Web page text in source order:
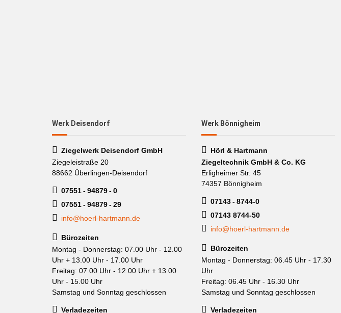
Werk Deisendorf
Ziegelwerk Deisendorf GmbH
Ziegeleistraße 20
88662 Überlingen-Deisendorf
07551 - 94879 - 0
07551 - 94879 - 29
info@hoerl-hartmann.de
Bürozeiten
Montag - Donnerstag: 07.00 Uhr - 12.00
Uhr + 13.00 Uhr - 17.00 Uhr
Freitag: 07.00 Uhr - 12.00 Uhr + 13.00
Uhr - 15.00 Uhr
Samstag und Sonntag geschlossen
Verladezeiten
Werk Bönnigheim
Hörl & Hartmann
Ziegeltechnik GmbH & Co. KG
Erligheimer Str. 45
74357 Bönnigheim
07143 - 8744-0
07143 8744-50
info@hoerl-hartmann.de
Bürozeiten
Montag - Donnerstag: 06.45 Uhr - 17.30
Uhr
Freitag: 06.45 Uhr - 16.30 Uhr
Samstag und Sonntag geschlossen
Verladezeiten